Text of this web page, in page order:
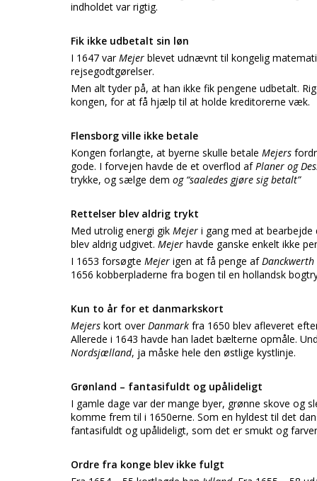
indholdet var rigtig.
Fik ikke udbetalt sin løn
I 1647 varMejer blevet udnævnt til kongelig
rejsegodtgørelser.
Men alt tyder på, at han ikke fik pengene udbetalt.
kongen, for at få hjælp til at holde kreditorerne væk.
Flensborg ville ikke betale
Kongen forlangte, at byerne skulle betale Mejers
gode. I forvejen havde de et overflod afPlaner og
trykke, og sælge dem og “saaledes gjøre sig betalt”
Rettelser blev aldrig trykt
Med utrolig energi gik Mejer i gang med at
blev aldrig udgivet. Mejer havde ganske enkelt ikke
I 1653 forsøgte Mejer igen at få penge af
1656 kobberpladerne fra bogen til en hollandsk
Kun to år for et danmarkskort
Mejers kort overDanmark fra 1650 blev afleveret
Allerede i 1643 havde han ladet bælterne opmåle.
Nordsjælland, ja måske hele den østlige kystlinje.
Grønland – fantasifuldt og upålideligt
I gamle dage var der mange byer, grønne skove og
komme frem til i 1650erne. Som en hyldest til det
fantasifuldt og upålideligt, som det er smukt og
Ordre fra konge blev ikke fulgt